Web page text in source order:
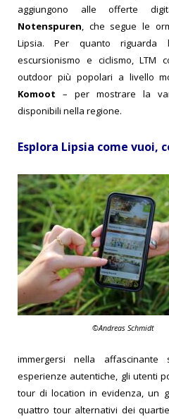
aggiungono alle offerte
Notenspuren, che segue le
Lipsia. Per quanto riguarda
escursionismo e ciclismo, LTM
outdoor più popolari a livello
Komoot – per mostrare la
disponibili nella regione.
Esplora Lipsia come vuoi,
©Andreas Schmidt
immergersi nella
esperienze autentiche, gli utenti
tour di location in evidenza, un
quattro tour alternativi dei